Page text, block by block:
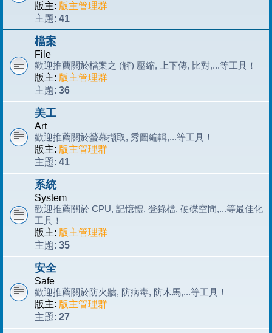
版主: 版主管理群
主題: 41
檔案
File
歡迎推薦關於檔案之 (解) 壓縮, 上下傳, 比對,...等工具！
版主: 版主管理群
主題: 36
美工
Art
歡迎推薦關於螢幕擷取, 秀圖編輯,...等工具！
版主: 版主管理群
主題: 41
系統
System
歡迎推薦關於 CPU, 記憶體, 登錄檔, 硬碟空間,...等最佳化
工具！
版主: 版主管理群
主題: 35
安全
Safe
歡迎推薦關於防火牆, 防病毒, 防木馬,...等工具！
版主: 版主管理群
主題: 27